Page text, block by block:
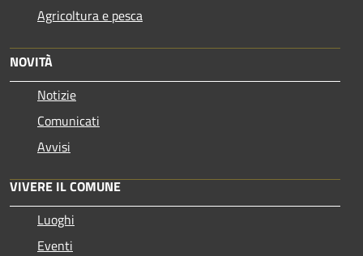
Agricoltura e pesca
NOVITÀ
Notizie
Comunicati
Avvisi
VIVERE IL COMUNE
Luoghi
Eventi